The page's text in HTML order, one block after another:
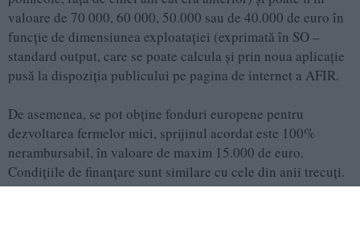
valoare de 70 000, 60 000, 50.000 sau de 40.000 de euro în
funcție de dimensiunea exploatației (exprimată în SO –
standard output, care se poate calcula și prin noua aplicație
pusă la dispoziția publicului pe pagina de internet a AFIR.
De asemenea, se pot obține fonduri europene pentru
dezvoltarea fermelor mici, sprijinul acordat este 100%
nerambursabil, în valoare de maxim 15.000 de euro.
Condițiile de finanțare sunt similare cu cele din anii trecuți.